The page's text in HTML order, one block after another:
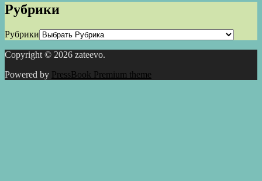
Рубрики
Рубрики
Copyright © 2026 zateevo.
Powered by PressBook Premium theme